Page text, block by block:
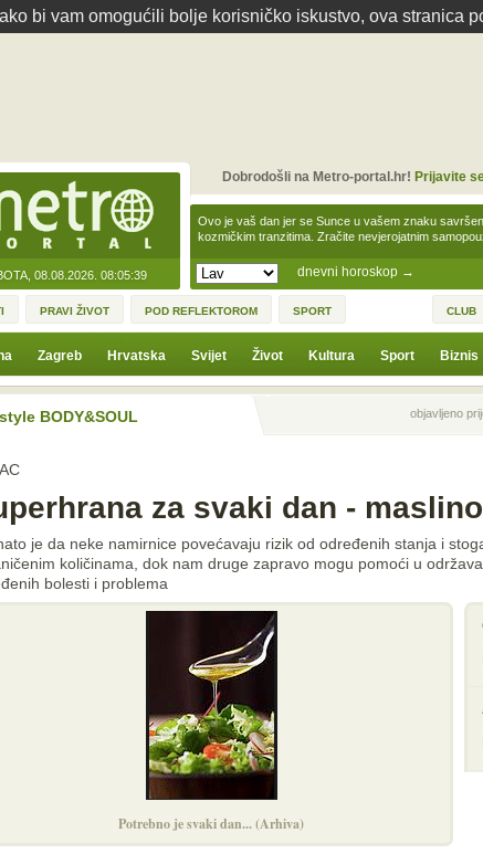
bi vam omogućili bolje korisničko iskustvo, ova stranica
08.08.2026. 08:05:39 dnevni horoskop →
Ovo je vaš dan jer se Sunce u vašem znaku
kozmičkim tranzitima. Zračite nevjerojatnim
Dobrodošli na Metro-portal.hr! Prijavite
PRAVI ŽIVOT POD REFLEKTOROM SPORT CLUB
Zagreb Hrvatska Svijet Život Kultura Sport Biznis
BODY&SOUL Prethodna vijestobjavljeno
za svaki dan -
je da neke namirnice povećavaju rizik od određenih stanja i
količinama, dok nam druge zapravo mogu pomoći u
bolesti i problema
Potrebno je svaki dan... (Arhiva)